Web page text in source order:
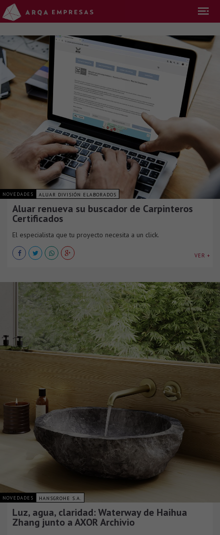
NOVEDADES ALUAR DIVISIÓN ELABORADOS
Aluar renueva su buscador de Carpinteros
Certificados
El especialista que tu proyecto necesita a un click.
VER +
NOVEDADES HANSGROHE S.A.
Luz, agua, claridad: Waterway de Haihua
Zhang junto a AXOR Archivio